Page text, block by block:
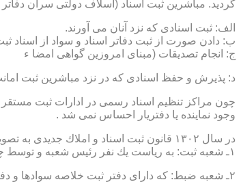
گردید. مباشرین ثبت اسناد (اسلاف دولتی سران دفاتر امروزی)،
الف: ثبت اسنادی كه نزد آنان می آورند.
ب: دادن صورت از ثبت دفاتر اسناد و سواد از اسناد
ج: انجام تصدیقات (مبنای امروزین گواهی امضا ء
د: پذیرش و حفظ اسنادی كه در نزد مباشرین ثبت
چون مراكز تنظیم اسناد رسمی در ادارات ثبت مستقر
وجود نماینده یا دفتریار احساس نمی شد .
در سال ۱۳۰۲ قانون ثبت اسناد و املاك جدیدی به تصویب كمیسیون عدلیه مجلس شورای ملی رسید كه مطابق ماده ۵ قانون یاد شده، هر دایره ثبت اسناد، از دو قسمت زیر تشكیل می شد.
۱ـ شعبه ثبت: به ریاست یك نفر رئیس شعبه و توسط چندین مأمور متخصص (بنام مباشرین ثبت) اداره می شد
۲ـ شعبه ضبط: كه دارای دفتر ثبت خلاصه سوادها و دفتر ثبت عایدات بود و توسط سایر كارمندان (اجزاء) اداره ثبت تصدی می شد .